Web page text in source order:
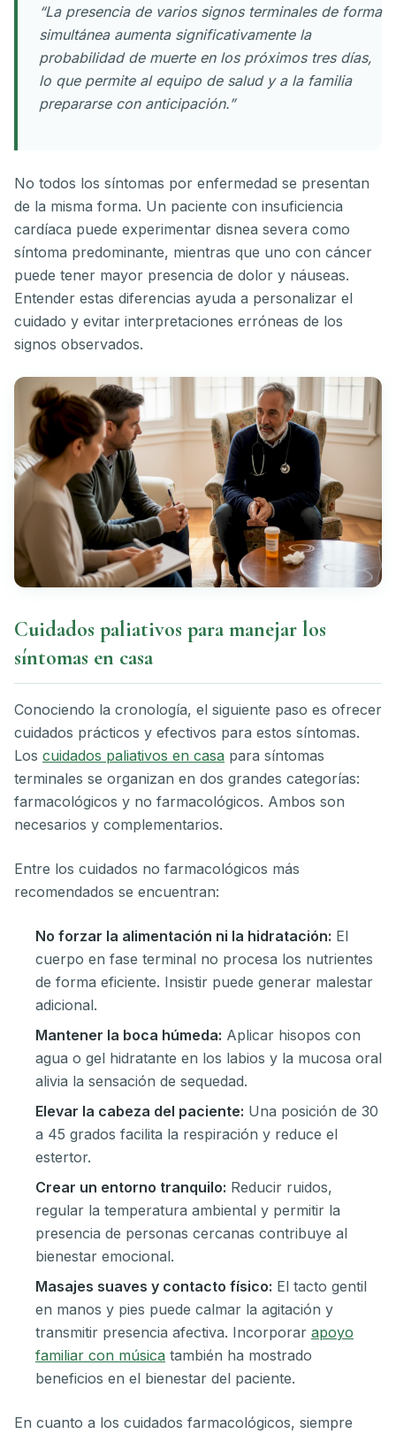
“La presencia de varios signos terminales de forma
simultánea aumenta significativamente la
probabilidad de muerte en los próximos tres días,
lo que permite al equipo de salud y a la familia
prepararse con anticipación.”
No todos los síntomas por enfermedad se presentan
de la misma forma. Un paciente con insuficiencia
cardíaca puede experimentar disnea severa como
síntoma predominante, mientras que uno con cáncer
puede tener mayor presencia de dolor y náuseas.
Entender estas diferencias ayuda a personalizar el
cuidado y evitar interpretaciones erróneas de los
signos observados.
Cuidados paliativos para manejar los
síntomas en casa
Conociendo la cronología, el siguiente paso es ofrecer
cuidados prácticos y efectivos para estos síntomas.
Los cuidados paliativos en casa para síntomas
terminales se organizan en dos grandes categorías:
farmacológicos y no farmacológicos. Ambos son
necesarios y complementarios.
Entre los cuidados no farmacológicos más
recomendados se encuentran:
No forzar la alimentación ni la hidratación: El
cuerpo en fase terminal no procesa los nutrientes
de forma eficiente. Insistir puede generar malestar
adicional.
Mantener la boca húmeda: Aplicar hisopos con
agua o gel hidratante en los labios y la mucosa oral
alivia la sensación de sequedad.
Elevar la cabeza del paciente: Una posición de 30
a 45 grados facilita la respiración y reduce el
estertor.
Crear un entorno tranquilo: Reducir ruidos,
regular la temperatura ambiental y permitir la
presencia de personas cercanas contribuye al
bienestar emocional.
Masajes suaves y contacto físico: El tacto gentil
en manos y pies puede calmar la agitación y
transmitir presencia afectiva. Incorporar apoyo
familiar con música también ha mostrado
beneficios en el bienestar del paciente.
En cuanto a los cuidados farmacológicos, siempre